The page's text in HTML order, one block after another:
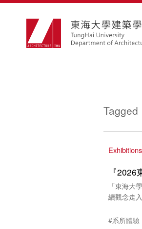
Exhibitions
『
「東海大
續觀念走
#系所體驗